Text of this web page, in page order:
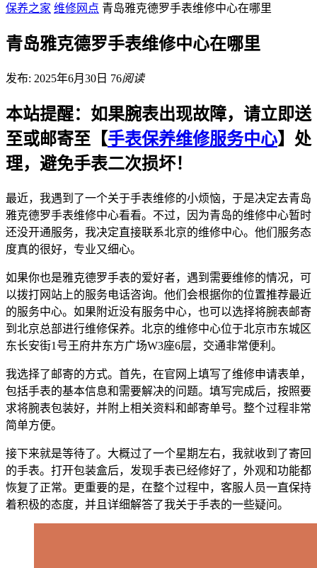
保养之家 维修网点 青岛雅克德罗手表维修中心在哪里
青岛雅克德罗手表维修中心在哪里
发布: 2025年6月30日 76阅读
本站提醒：如果腕表出现故障，请立即送
至或邮寄至【手表保养维修服务中心】处
理，避免手表二次损坏！
最近，我遇到了一个关于手表维修的小烦恼，于是决定去青岛
雅克德罗手表维修中心看看。不过，因为青岛的维修中心暂时
还没开通服务，我决定直接联系北京的维修中心。他们服务态
度真的很好，专业又细心。
如果你也是雅克德罗手表的爱好者，遇到需要维修的情况，可
以拨打网站上的服务电话咨询。他们会根据你的位置推荐最近
的服务中心。如果附近没有服务中心，也可以选择将腕表邮寄
到北京总部进行维修保养。北京的维修中心位于北京市东城区
东长安街1号王府井东方广场W3座6层，交通非常便利。
我选择了邮寄的方式。首先，在官网上填写了维修申请表单，
包括手表的基本信息和需要解决的问题。填写完成后，按照要
求将腕表包装好，并附上相关资料和邮寄单号。整个过程非常
简单方便。
接下来就是等待了。大概过了一个星期左右，我就收到了寄回
的手表。打开包装盒后，发现手表已经修好了，外观和功能都
恢复了正常。更重要的是，在整个过程中，客服人员一直保持
着积极的态度，并且详细解答了我关于手表的一些疑问。